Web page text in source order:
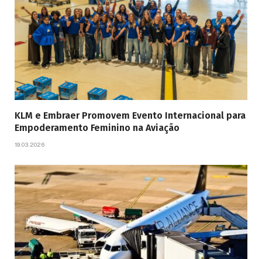
KLM e Embraer Promovem Evento Internacional para
Empoderamento Feminino na Aviação
19.03.2026